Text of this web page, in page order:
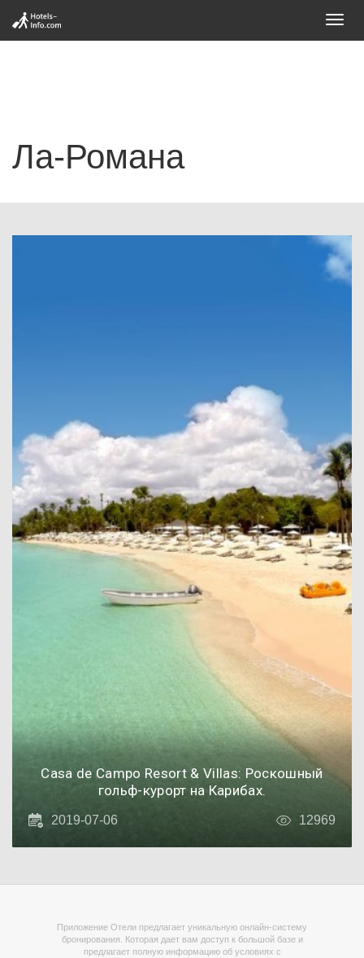
Ла-Романа
Casa de Campo Resort & Villas: Роскошный
гольф-курорт на Карибах.
2019-07-06 12969
Приложение Отели предлагает уникальную онлайн-систему
бронирования. Которая дает вам доступ к большой базе и
предлагает полную информацию об условиях с